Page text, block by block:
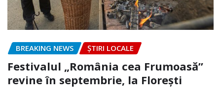
BREAKING NEWS ȘTIRI LOCALE
Festivalul „România cea Frumoasă”
revine în septembrie, la Florești